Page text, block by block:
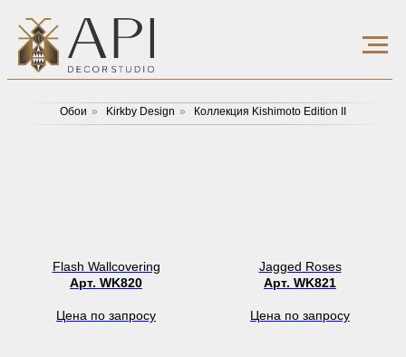
Обои » Kirkby Design » Коллекция Kishimoto Edition II
Flash Wallcovering
Арт. WK820
Цена по запросу
Jagged Roses
Арт. WK821
Цена по запросу